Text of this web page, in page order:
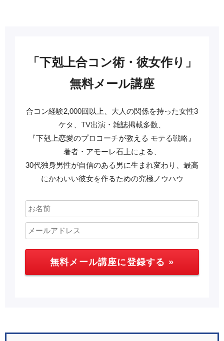
「下剋上合コン術・彼女作り」
無料メール講座
合コン経験2,000回以上、大人の関係を持った女性3
ケタ、TV出演・雑誌掲載多数、
『下剋上恋愛のプロコーチが教える モテる戦略』
著者・アモーレ石上による、
30代独身男性が自信のある男に生まれ変わり、最高
にかわいい彼女を作るための究極ノウハウ